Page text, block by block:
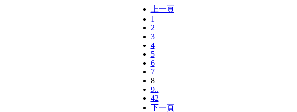
上一頁
1
2
3
4
5
6
7
8
9..
42
下一頁